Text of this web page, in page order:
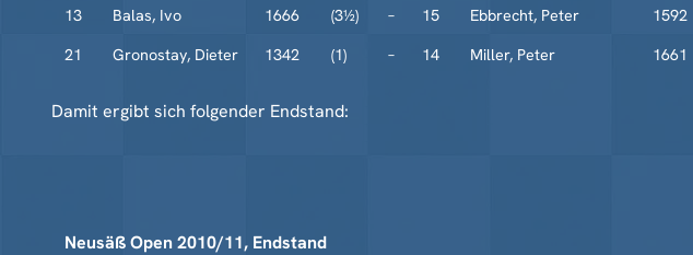
13
Balas, Ivo 1666 (3½) – 15 Ebbrecht, Peter 1592
21
Gronostay, Dieter 1342 (1) – 14 Miller, Peter 1661
Damit ergibt sich folgender Endstand:
Neusäß Open 2010/11, Endstand